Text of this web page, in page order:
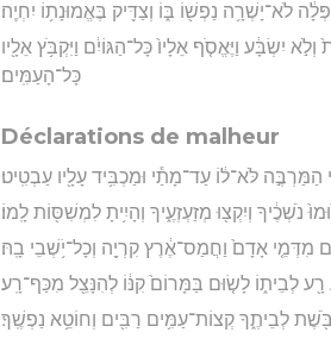
לֹא־יָשְׁרָ֥ה נַפְשׁ֖וֹ בּ֑וֹ וְצַדִּ֖יק בֶּאֱמוּנָת֥וֹ יִחְיֶֽה׃
יִשְׂבָּ֔ע וַיֶּאֱסֹ֤ף אֵלָיו֙ כָּל־הַגּוֹיִ֔ם וַיִּקְבֹּ֥ץ אֵלָ֖יו
כָּל־הָעַמִּֽים׃
Déclarations de malheur
לֹּא־ל֔וֹ עַד־מָתַ֕י וּמַכְבִּ֥יד עָלָ֖יו עַבְטִֽיט׃
נֹשְׁכֶ֔יךָ וְיִקְצ֖וּ מְזַעְזְעֶ֑יךָ וְהָיִ֥יתָ לִמְשִׁסּ֖וֹת לָֽמוֹ׃
מִדְּמֵ֤י אָדָם֙ וַחֲמַס־אֶ֔רֶץ קִרְיָ֖ה וְכָל־יֹ֥שְׁבֵי בָֽהּ׃
לְבֵית֑וֹ לָשׂ֤וּם בַּמָּרוֹם֙ קִנּ֔וֹ לְהִנָּצֵ֖ל מִכַּף־רָֽע׃
לְבֵיתֶ֑ךָ קְצוֹת־עַמִּ֥ים רַבִּ֖ים וְחוֹטֵ֥א נַפְשֶֽׁךָ׃